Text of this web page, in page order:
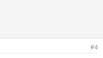
#4